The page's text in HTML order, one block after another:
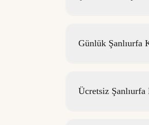
Günlük Şanlıurfa
Ücretsiz